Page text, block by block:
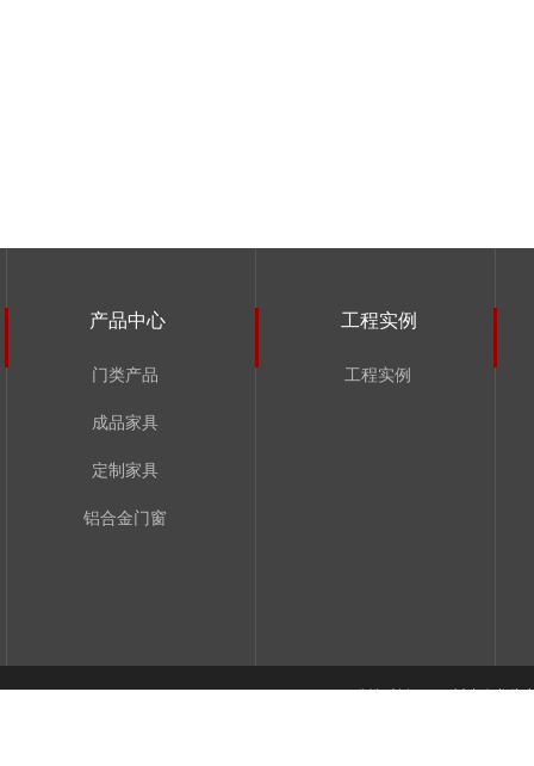
门类产品
成品家具
定制家具
铝合金门窗
工程实例
产品中心
工程实例